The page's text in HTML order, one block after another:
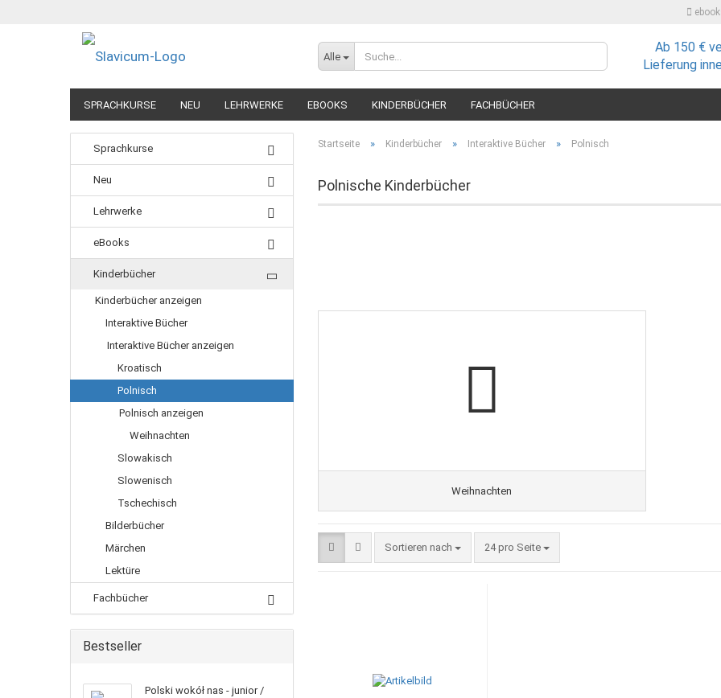
Lieferland
Alle
Ab 150 €
Lieferung
SPRACHKURSE NEU LEHRWERKE EBOOKS KINDERBÜCHER FACHBÜCHER
Startseite » Kinderbücher » Interaktive Bücher » Polnisch
Polnische Kinderbücher
Weihnachten
Sortieren nach 24 pro Seite
Sprachkurse
Neu
Lehrwerke
eBooks
Kinderbücher
Kinderbücher anzeigen
Interaktive Bücher
Interaktive Bücher anzeigen
Kroatisch
Polnisch
Polnisch anzeigen
Weihnachten
Slowakisch
Slowenisch
Tschechisch
Bilderbücher
Märchen
Lektüre
Fachbücher
Bestseller
Polski wokół nas - junior /